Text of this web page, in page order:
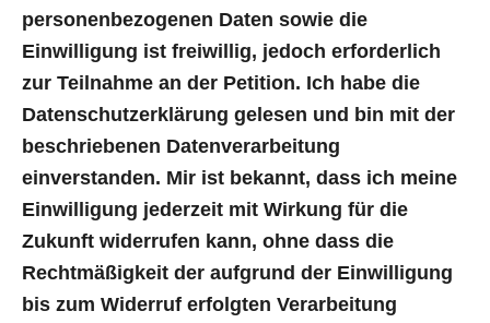
personenbezogenen Daten sowie die
Einwilligung ist freiwillig, jedoch erforderlich
zur Teilnahme an der Petition. Ich habe die
Datenschutzerklärung gelesen und bin mit der
beschriebenen Datenverarbeitung
einverstanden. Mir ist bekannt, dass ich meine
Einwilligung jederzeit mit Wirkung für die
Zukunft widerrufen kann, ohne dass die
Rechtmäßigkeit der aufgrund der Einwilligung
bis zum Widerruf erfolgten Verarbeitung